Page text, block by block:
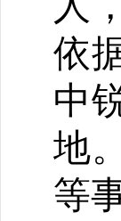
依
中
地
等